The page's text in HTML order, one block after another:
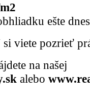
ešte
si viete pozrieť
na našej
alebo